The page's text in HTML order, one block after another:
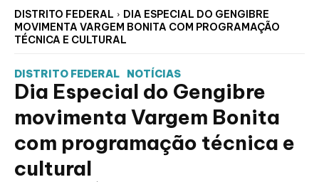
DISTRITO FEDERAL
DIA ESPECIAL DO GENGIBRE
MOVIMENTA VARGEM BONITA COM PROGRAMAÇÃO
TÉCNICA E CULTURAL
DISTRITO FEDERAL NOTÍCIAS
Dia Especial do Gengibre
movimenta Vargem Bonita
com programação técnica e
cultural